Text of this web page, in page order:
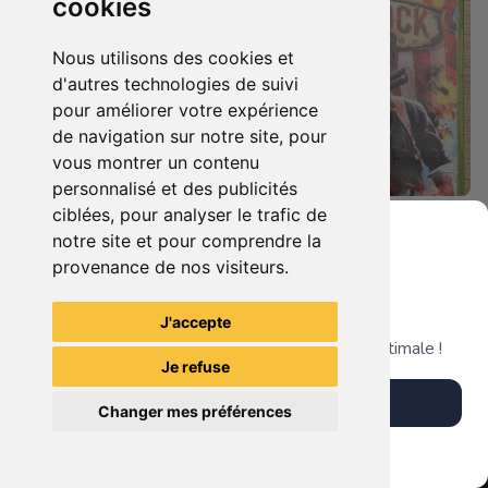
cookies
Nous utilisons des cookies et
d'autres technologies de suivi
pour améliorer votre expérience
de navigation sur notre site, pour
vous montrer un contenu
personnalisé et des publicités
ciblées, pour analyser le trafic de
notre site et pour comprendre la
provenance de nos visiteurs.
J'accepte
Je refuse
Changer mes préférences
17.90 € 0
Bionicle Heros Xbox 360
5.90 €
Bioshock - Infinite Xbox 360
TheGamingR83
Grenier du Geek
Télécharge notre app pour une expérience optimale !
Télécharger l'app